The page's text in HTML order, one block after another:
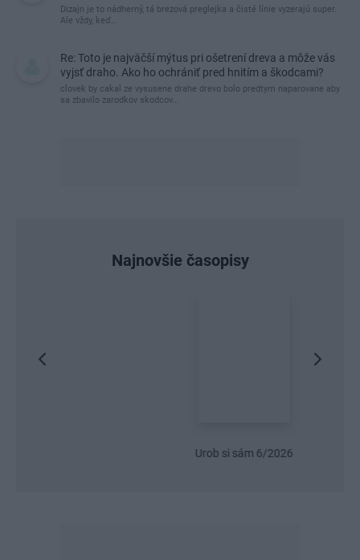
Dizajn je to nádherný, tá brezová preglejka a čisté línie vyzerajú super.
Ale vždy, keď…
Re: Toto je najväčší mýtus pri ošetrení dreva a môže vás
vyjsť draho. Ako ho ochrániť pred hnitím a škodcami?
clovek by cakal ze vysusene drahe drevo bolo predtym naparovane aby
sa zbavilo zarodkov skodcov...
Najnovšie časopisy
Urob si sám 6/2026